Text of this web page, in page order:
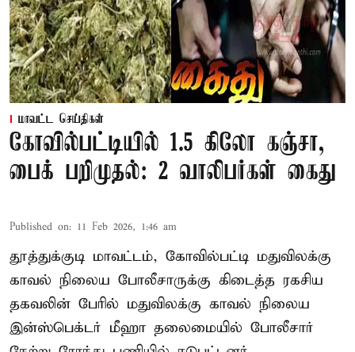
மாவட்ட செய்திகள்
கோவில்பட்டியில் 1.5 கிலோ கஞ்சா,
பைக் பறிமுதல்: 2 வாலிபர்கள் கைது
Published on: 11 Feb 2026, 1:46 am
தூத்துக்குடி மாவட்டம், கோவில்பட்டி மதுவிலக்கு
காவல் நிலைய போலீசாருக்கு கிடைத்த ரகசிய
தகவலின் பேரில் மதுவிலக்கு காவல் நிலைய
இன்ஸ்பெக்டர் மீஹா தலைமையில் போலீசார்